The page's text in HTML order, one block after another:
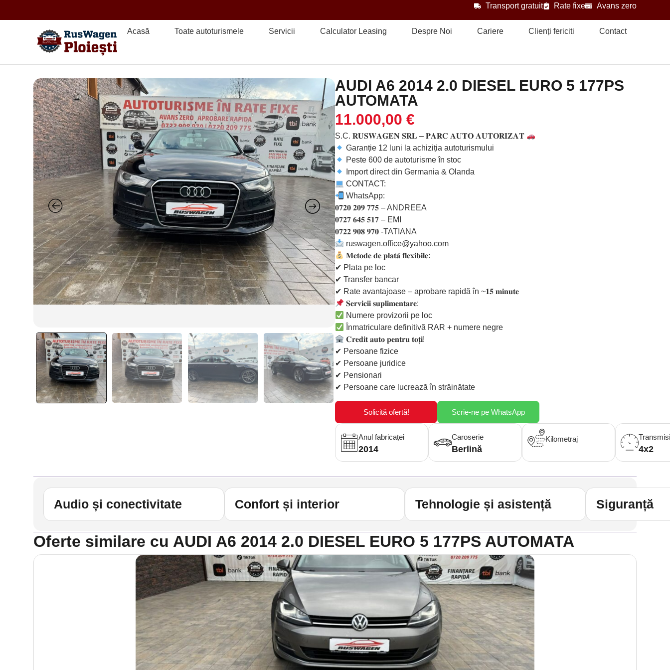
Transport gratuit Rate fixe Avans zero
Acasă Toate autoturismele Servicii Calculator Leasing Despre Noi Cariere Clienți fericiti Contact
AUDI A6 2014 2.0 DIESEL EURO 5 177PS
AUTOMATA
11.000,00 €
S.C. 𝐑𝐔𝐒𝐖𝐀𝐆𝐄𝐍 𝐒𝐑𝐋 – 𝐏𝐀𝐑𝐂 𝐀𝐔𝐓𝐎 𝐀𝐔𝐓𝐎𝐑𝐈𝐙𝐀𝐓
Garanție 12 luni la achiziția autoturismului
Peste 600 de autoturisme în stoc
Import direct din Germania & Olanda
CONTACT:
WhatsApp:
𝟎𝟕𝟐𝟎 𝟐𝟎𝟗 𝟕𝟕𝟓 – ANDREEA
𝟎𝟕𝟐𝟕 𝟔𝟒𝟓 𝟓𝟏𝟕 – EMI
𝟎𝟕𝟐𝟐 𝟗𝟎𝟖 𝟗𝟕𝟎 -TATIANA
ruswagen.office@yahoo.com
𝐌𝐞𝐭𝐨𝐝𝐞 𝐝𝐞 𝐩𝐥𝐚𝐭𝐚̆ 𝐟𝐥𝐞𝐱𝐢𝐛𝐢𝐥𝐞:
✔ Plata pe loc
✔ Transfer bancar
✔ Rate avantajoase – aprobare rapidă în ~𝟏𝟓 𝐦𝐢𝐧𝐮𝐭𝐞
𝐒𝐞𝐫𝐯𝐢𝐜𝐢𝐢 𝐬𝐮𝐩𝐥𝐢𝐦𝐞𝐧𝐭𝐚𝐫𝐞:
Numere provizorii pe loc
Înmatriculare definitivă RAR + numere negre
𝐂𝐫𝐞𝐝𝐢𝐭 𝐚𝐮𝐭𝐨 𝐩𝐞𝐧𝐭𝐫𝐮 𝐭𝐨𝐭̦𝐢!
✔ Persoane fizice
✔ Persoane juridice
✔ Pensionari
✔ Persoane care lucrează în străinătate
Solicită ofertă! Scrie-ne pe WhatsApp
Anul fabricaței
2014
Caroserie
Berlină
Kilometraj
4x2
Audio și conectivitate Confort și interior Tehnologie și asistență Siguranță
Oferte similare cu AUDI A6 2014 2.0 DIESEL EURO 5 177PS AUTOMATA